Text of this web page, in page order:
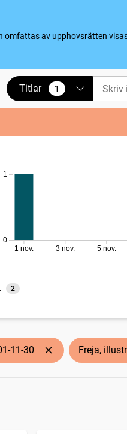
omfattas av upphovsrätten
Titlar 1
vald
0
1
1 nov. 3 nov. 5 nov.
2
11-30 Freja,